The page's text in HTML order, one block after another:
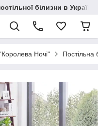
білизни в Україні
Ночі" Постільна